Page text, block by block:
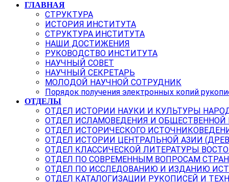
ГЛАВНАЯ
СТРУКТУРА
ИСТОРИЯ ИНСТИТУТА
СТРУКТУРА ИНСТИТУТА
НАШИ ДОСТИЖЕНИЯ
РУКОВОДСТВО ИНСТИТУТА
НАУЧНЫЙ СОВЕТ
НАУЧНЫЙ СЕКРЕТАРЬ
МОЛОДОЙ НАУЧНОЙ СОТРУДНИК
Порядок получения электронных копий
ОТДЕЛЫ
ОТДЕЛ ИСТОРИИ НАУКИ И КУЛЬТУРЫ
ОТДЕЛ ИСЛАМОВЕДЕНИЯ И
ОТДЕЛ ИСТОРИЧЕСКОГО
ОТДЕЛ ИСТОРИИ ЦЕНТРАЛЬНОЙ АЗИИ
ОТДЕЛ КЛАССИЧЕСКОЙ ЛИТЕРАТУРЫ
ОТДЕЛ ПО СОВРЕМЕННЫМ ВОПРОСАМ
ОТДЕЛ ПО ИССЛЕДОВАНИЮ И ИЗДАНИЮ
ОТДЕЛ КАТАЛОГИЗАЦИИ РУКОПИСЕЙ И